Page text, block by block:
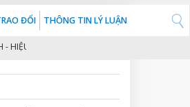
ĐỔI THÔNG TIN LÝ LUẬN
NĂNG - HIỆU LỰC - HIỆU QUẢ” THEO